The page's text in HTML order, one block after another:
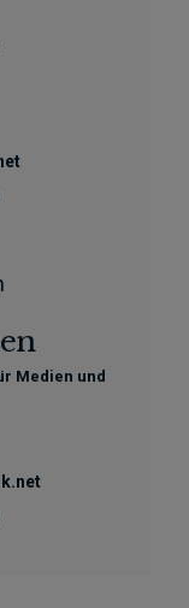
Medien und